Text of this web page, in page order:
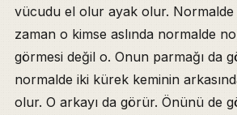
vücudu el olur ayak olur. Normalde
zaman o kimse aslında normalde
görmesi değil o. Onun parmağı da
normalde iki kürek keminin
olur. O arkayı da görür. Önünü de